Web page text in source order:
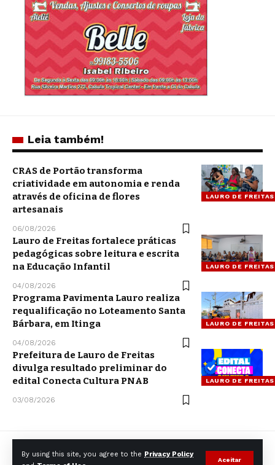
By using this site, you agree to the Privacy Policy
Aceitar
Leia também!
LAURO DE FREITAS
CRAS de Portão transforma
criatividade em autonomia e renda
através de oficina de flores
artesanais
06/08/2026
LAURO DE FREITAS
Lauro de Freitas fortalece práticas
pedagógicas sobre leitura e escrita
na Educação Infantil
04/08/2026
LAURO DE FREITAS
Programa Pavimenta Lauro realiza
requalificação no Loteamento Santa
Bárbara, em Itinga
04/08/2026
LAURO DE FREITAS
Prefeitura de Lauro de Freitas
divulga resultado preliminar do
edital Conecta Cultura PNAB
03/08/2026